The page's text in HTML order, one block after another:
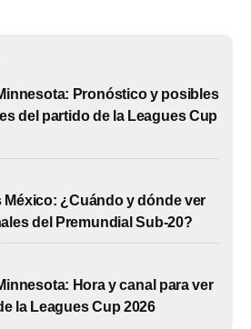
Pronóstico y posibles
del partido de la Leagues Cup
México: ¿Cuándo y dónde ver
del Premundial Sub-20?
Hora y canal para ver
la Leagues Cup 2026